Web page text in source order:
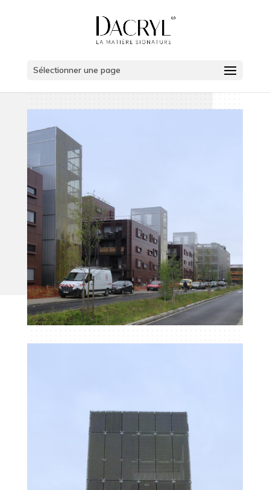
Sélectionner une page